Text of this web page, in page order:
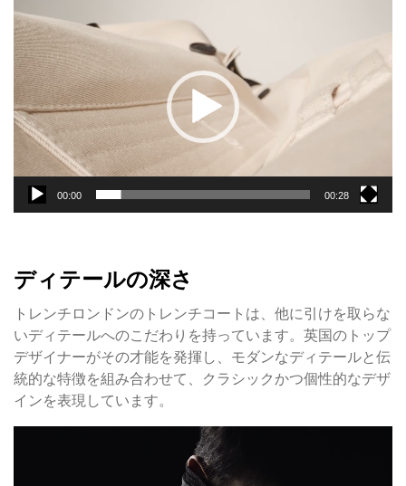
動
画
プ
レ
ー
ヤ
ー
00:00 00:28
ディテールの深さ
トレンチロンドンのトレンチコートは、他に引けを取らな
いディテールへのこだわりを持っています。英国のトップ
デザイナーがその才能を発揮し、モダンなディテールと伝
統的な特徴を組み合わせて、クラシックかつ個性的なデザ
インを表現しています。